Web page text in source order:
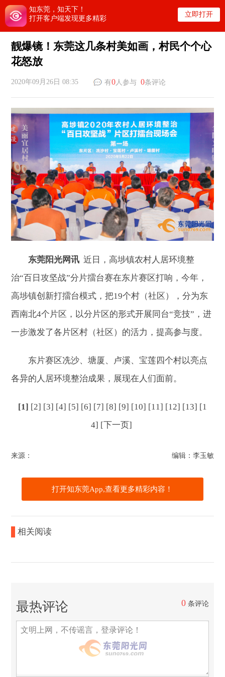
知东莞，知天下！
打开客户端发现更多精彩
立即打开
靓爆镜！东莞这几条村美如画，村民个个心
花怒放
2020年09月26日 08:35 有0人参与0条评论
东莞阳光网讯 近日，高埗镇农村人居环境整
治“百日攻坚战”分片擂台赛在东片赛区打响，今年，
高埗镇创新打擂台模式，把19个村（社区），分为东
西南北4个片区，以分片区的形式开展同台“竞技”，进
一步激发了各片区村（社区）的活力，提高参与度。
东片赛区冼沙、塘厦、卢溪、宝莲四个村以亮点
各异的人居环境整治成果，展现在人们面前。
[1] [2] [3] [4] [5] [6] [7] [8] [9] [10] [11] [12] [13] [1
4] [下一页]
来源： 编辑：李玉敏
打开知东莞App,查看更多精彩内容！
相关阅读
最热评论 0 条评论